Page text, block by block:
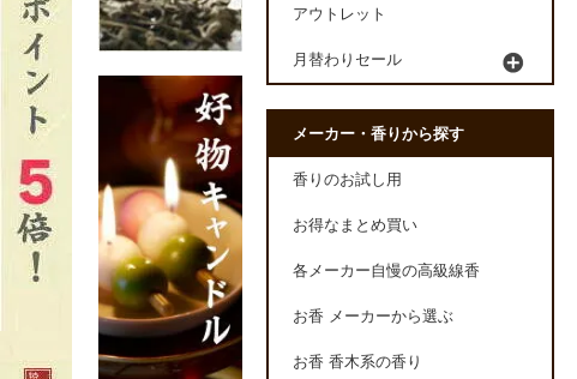
アウトレット
月替わりセール
メーカー・香りから探す
香りのお試し用
お得なまとめ買い
各メーカー自慢の高級線香
お香 メーカーから選ぶ
お香 香木系の香り